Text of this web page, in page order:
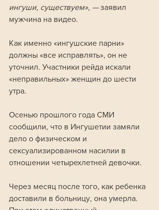
ингуши, существуем», — заявил
мужчина на видео.
Как именно «ингушские парни»
должны «все исправлять», он не
уточнил. Участники рейда искали
«неправильных» женщин до шести
утра.
Осенью прошлого года СМИ
сообщили, что в Ингушетии замяли
дело о физическом и
сексуализированном насилии в
отношении четырехлетней девочки.
Через месяц после того, как ребенка
доставили в больницу, она умерла.